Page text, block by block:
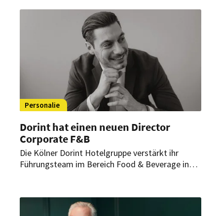
Erfahrung in der internationalen Hotellerie mit.
Personalie
Dorint hat einen neuen Director
Corporate F&B
Die Kölner Dorint Hotelgruppe verstärkt ihr
Führungsteam im Bereich Food & Beverage in